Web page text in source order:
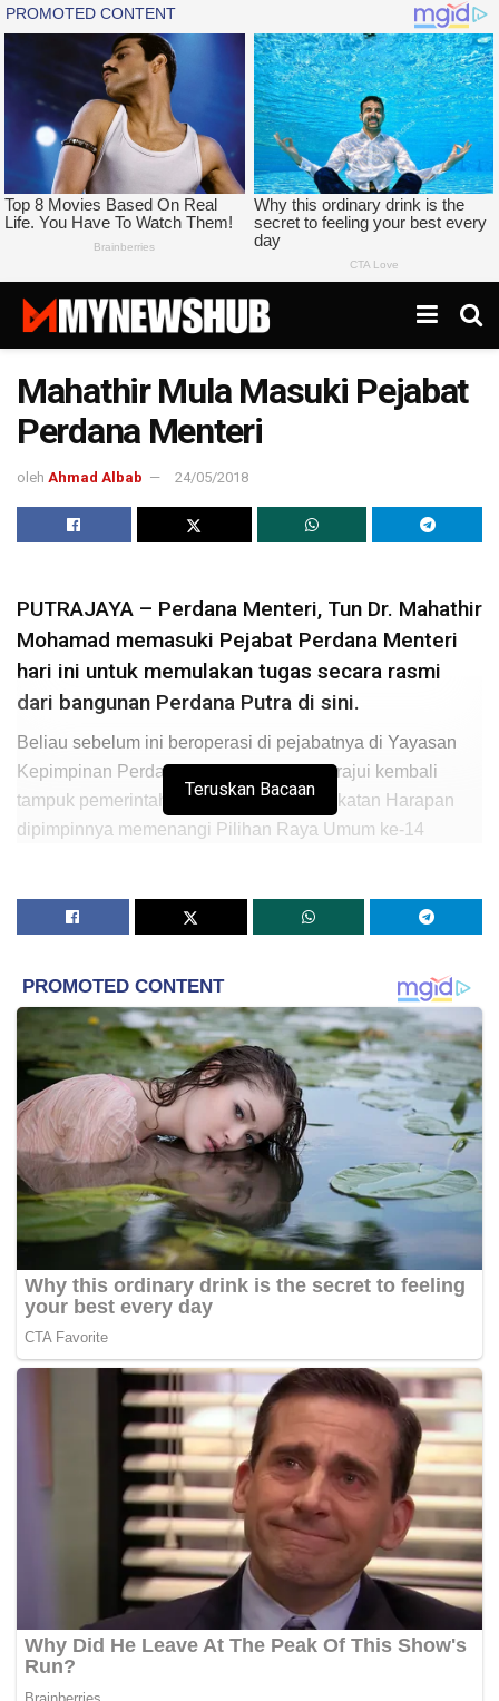
Mahathir Mula Masuki Pejabat
Perdana Menteri
oleh Ahmad Albab 24/05/2018
PUTRAJAYA – Perdana Menteri, Tun Dr. Mahathir
Mohamad memasuki Pejabat Perdana Menteri
hari ini untuk memulakan tugas secara rasmi
dari bangunan Perdana Putra di sini.
Beliau sebelum ini beroperasi di pejabatnya di Yayasan
Kepimpinan Perdana di sini, sejak menerajui kembali
tampuk pemerintahan negara setelah Pakatan Harapan
dipimpinnya memenangi Pilihan Raya Umum ke-14
Tampil berpakaian sut hitam, beliau tiba pada kira-kira 8.25
pagi di lobi Perdana Putra dengan disambut Timbalan
Datuk Seri Mohd Zuki Ali.
Mahathir, 92, kemudian disambut Ketua Setiausaha
Negara, Tan Sri Dr. Ali Hamsa di Aras 5, yang
menempatkan Pejabat Perdana Menteri dan diikuti bacaan
doa sebelum memasuki pejabatnya.
Beliau juga menandatangani surat memulakan
tugas. Mahathir akan mempengerusikan mesyuarat kabinet
yang pertama selepas ini. Beliau kembali bertugas di
Pejabat Perdana Menteri itu selepas 15 tahun.
Mahathir menjadi perdana menteri Malaysia keempat sejak
1981 sebelum meletak jawatan pada 2003 setelah
menerajui tampuk pimpinan negara selama 22 tahun.
Beliau mengangkat sumpah sebagai perdana menteri
ketujuh Malaysia pada 10 Mei berikutan kemenangan
Pakatan Harapan pada PRU14 itu, sekali gus menjadi
perdana menteri tertua di dunia. – BERNAMA
Teruskan Bacaan